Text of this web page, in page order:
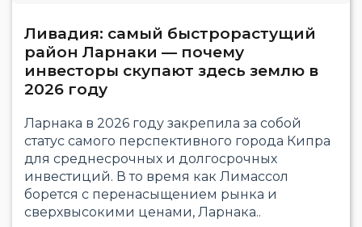
Ливадия: самый быстрорастущий
район Ларнаки — почему
инвесторы скупают здесь землю в
2026 году
Ларнака в 2026 году закрепила за собой
статус самого перспективного города Кипра
для среднесрочных и долгосрочных
инвестиций. В то время как Лимассол
борется с перенасыщением рынка и
сверхвысокими ценами, Ларнака..